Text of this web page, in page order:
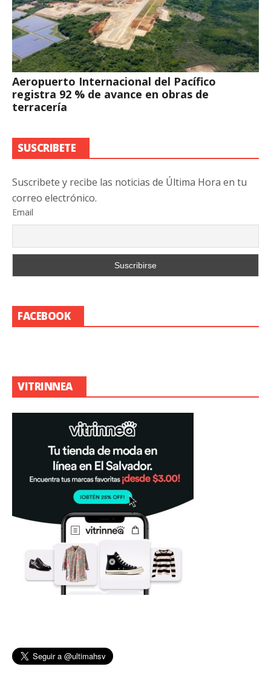
Aeropuerto Internacional del Pacífico
registra 92 % de avance en obras de
terracería
SUSCRIBETE
Suscribete y recibe las noticias de Última Hora en tu
correo electrónico.
Email
FACEBOOK
VITRINNEA